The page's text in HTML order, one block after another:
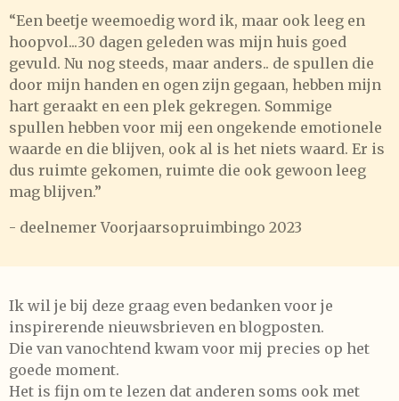
“Een beetje weemoedig word ik, maar ook leeg en
hoopvol...30 dagen geleden was mijn huis goed
gevuld. Nu nog steeds, maar anders.. de spullen die
door mijn handen en ogen zijn gegaan, hebben mijn
hart geraakt en een plek gekregen. Sommige
spullen hebben voor mij een ongekende emotionele
waarde en die blijven, ook al is het niets waard. Er is
dus ruimte gekomen, ruimte die ook gewoon leeg
mag blijven.”
- deelnemer Voorjaarsopruimbingo 2023
Ik wil je bij deze graag even bedanken voor je
inspirerende nieuwsbrieven en blogposten.
Die van vanochtend kwam voor mij precies op het
goede moment.
Het is fijn om te lezen dat anderen soms ook met